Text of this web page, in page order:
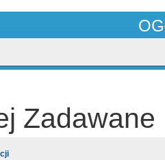
Zadawane